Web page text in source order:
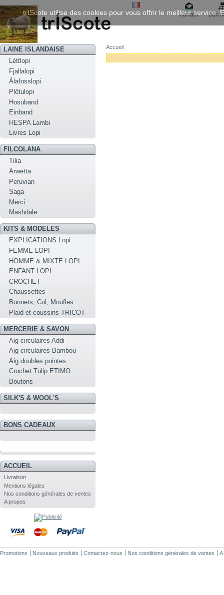
contact plan
LAINE ISLANDAISE
Léttlopi
Fjallalopi
Álafosslopi
Plötulopi
Hosuband
Einband
HESPA Lambi
Livres Lopi
FILCOLANA
Tilia
Arwetta
Peruvian
Saga
Merci
Mashdale
KITS & MODELES
EXPLICATIONS Lopi
FEMME LOPI
HOMME & MIXTE LOPI
ENFANT LOPI
CROCHET
Chaussettes
Bonnets, Col, Moufles
Plaid et coussins TRICOT
MERCERIE & SAVON
Aig circulaires Addi
Aig circulaires Bambou
Aig doubles pointes
Crochet Tulip ETIMO
Boutons
SILK'S & WOOL'S
BONS CADEAUX
ACCUEIL
Livraison
Mentions légales
Nos conditions générales de ventes
A propos
Accueil
Promotions Nouveaux produits Contactez-nous Nos conditions générales de ventes A
trIScote utilise des cookies pour vous offrir le meilleur